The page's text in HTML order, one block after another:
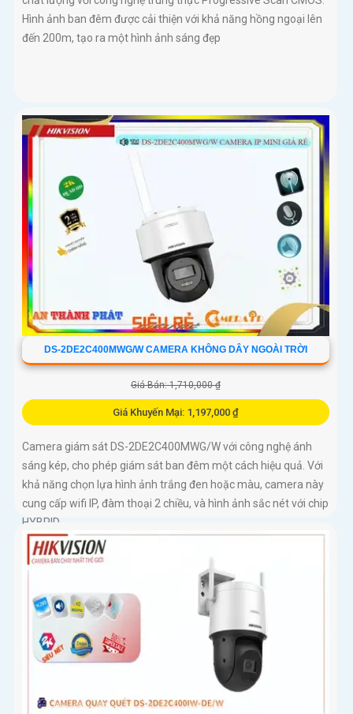
Hình ảnh ban đêm được cải thiện với khả năng hồng ngoại lên
đến 200m, tạo ra một hình ảnh sáng đẹp
DS-2DE2C400MWG/W CAMERA KHÔNG DÂY NGOÀI TRỜI
Giá Bán: 1,710,000 ₫
Giá Khuyến Mại: 1,197,000 ₫
Camera giám sát DS-2DE2C400MWG/W với công nghệ ánh
sáng kép, cho phép giám sát ban đêm một cách hiệu quả. Với
khả năng chọn lựa hình ảnh trắng đen hoặc màu, camera này
cung cấp wifi IP, đàm thoại 2 chiều, và hình ảnh sắc nét với chip
HYBRID